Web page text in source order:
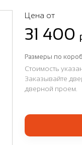
Цена от
31 400
Размеры по
Стоимость
Заказывайте
дверной проем.